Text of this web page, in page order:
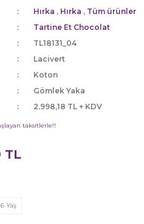
Hırka , Hırka , Tüm ürünler
Tartine Et Chocolat
TL18131_04
Lacivert
Koton
Gömlek Yaka
2.998,18 TL + KDV
taksitlerle!!
TL
6 Yaş